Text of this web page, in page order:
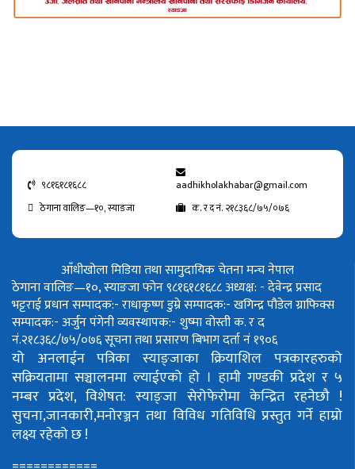
९८१६१८१६८८
aadhikholakhabar@gmail.com
ठेगाना वालिङ—१०, स्याङजा
क. र द नं. २१८३६८/७५/०७६
आँधीखोला मिडिया तथा सामुदायिक चेतना मन्च नेपाल
ठेगाना वालिङ—१०, स्याङजा फोन ९८१६१८१६८८अध्यक्ष: - देवेन्द्र प्रसाद
भट्टराईप्रधान सम्पादक:- राधाकृष्ण डुम्रेसम्पादक:- खगिन्द्र पौडेलग्राफिक्स
सम्पादक:- अर्जुन पंगेनीव्यवस्थापक:- शुष्मा वोस्तीक. र द
नं.२१८३६८/७५/०७६सूचना तथा प्रसारण बिभाग दर्ता नं १९०६
यो अनलाईन पत्रिका स्याङ्जाका क्रियाशिल पत्रकारहरुको
सक्रियतामा सञ्चालनमा ल्याईएको हो । हामी गण्डकी प्रदेश र ५
नम्बर प्रदेश, विशेषत: स्याङ्जा सेरोफेरोमा केन्द्रित रहनेछौ !
सुचना,जानकारी,मनोरञ्जन तथा विविध गतिविधि प्रस्तुत गर्ने हाम्रो
लक्ष्य रहेको छ !